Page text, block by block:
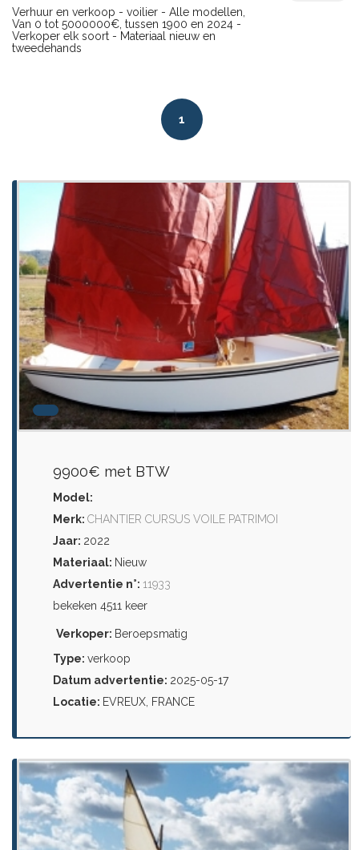
Verhuur en verkoop - voilier - Alle modellen,
Van 0 tot 5000000€, tussen 1900 en 2024 -
Verkoper elk soort - Materiaal nieuw en
tweedehands
1
9900€ met BTW
Model:
Merk: CHANTIER CURSUS VOILE PATRIMOI
Jaar: 2022
Materiaal: Nieuw
Advertentie n°: 11933
bekeken 4511 keer
Verkoper: Beroepsmatig
Type: verkoop
Datum advertentie: 2025-05-17
Locatie: EVREUX, FRANCE